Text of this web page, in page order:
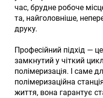
час, брудне робоче
та, найголовніше,
друку.
Професійний підхід —
замкнутий у чіткий
полімеризація. І саме
полімеризаційна
життя, вона гарантує